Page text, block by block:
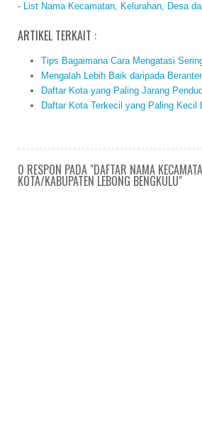
- List Nama Kecamatan, Kelurahan, Desa
ARTIKEL TERKAIT :
Tips Bagaimana Cara Mengatasi
Mengalah Lebih Baik daripada
Daftar Kota yang Paling Jarang
Daftar Kota Terkecil yang Paling Kecil
0 RESPON PADA "DAFTAR NAMA
KOTA/KABUPATEN LEBONG BENGKULU"